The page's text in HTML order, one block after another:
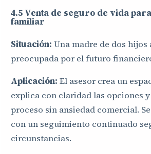
4.5 Venta de seguro de vida
familiar
Situación: Una madre de dos hijos
preocupada por el futuro
Aplicación: El asesor crea un
explica con claridad las opciones
proceso sin ansiedad comercial.
con un seguimiento continuado
circunstancias.